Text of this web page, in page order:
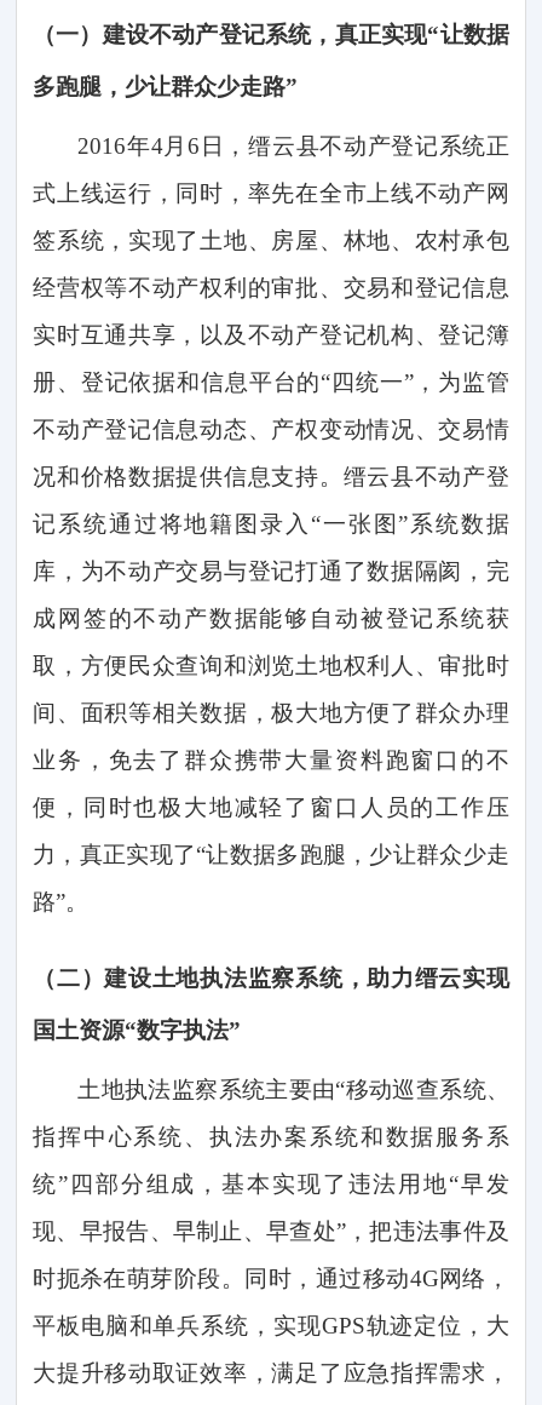
（一） 建设不动产登记系统，真正实现“让数据
多跑腿，少让群众少走路”
2016年4月6日，缙云县不动产登记系统正
式上线运行，同时，率先在全市上线不动产网
签系统，实现了土地、房屋、林地、农村承包
经营权等不动产权利的审批、交易和登记信息
实时互通共享，以及不动产登记机构、登记簿
册、登记依据和信息平台的“四统一”，为监管
不动产登记信息动态、产权变动情况、交易情
况和价格数据提供信息支持。缙云县不动产登
记系统通过将地籍图录入 “一张图”系统数据
库， 为不动产交易与登记打通了数据隔阂，完
成网签的不动产数据能够自动被登记系统获
取， 方便民众查询和浏览土地权利人、审批时
间、面积等相关数据，极大地方便了群众办理
业务，免去了群众携带大量资料跑窗口的不
便，同时也极大地减轻了窗口人员的工作压
力，真正实现了“让数据多跑腿，少让群众少走
路”。
（二）建设土地执法监察系统，助力缙云实现
国土资源“数字执法”
土地执法监察系统主要由“移动巡查系统、
指挥中心系统、执法办案系统和数据服务系
统”四部分组成，基本实现了违法用地“早发
现、早报告、早制止、早查处”，把违法事件及
时扼杀在萌芽阶段。同时，通过移动4G网络，
平板电脑和单兵系统，实现GPS轨迹定位，大
大提升移动取证效率，满足了应急指挥需求，